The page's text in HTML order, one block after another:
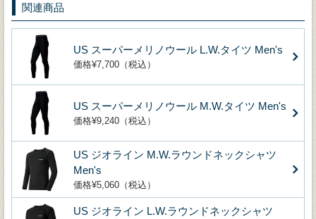
関連商品
US スーパーメリノウール L.W.タイツ Men's
価格¥7,700（税込）
US スーパーメリノウール M.W.タイツ Men's
価格¥9,240（税込）
US ジオライン M.W.ラウンドネックシャツ
Men's
価格¥5,060（税込）
US ジオライン L.W.ラウンドネックシャツ